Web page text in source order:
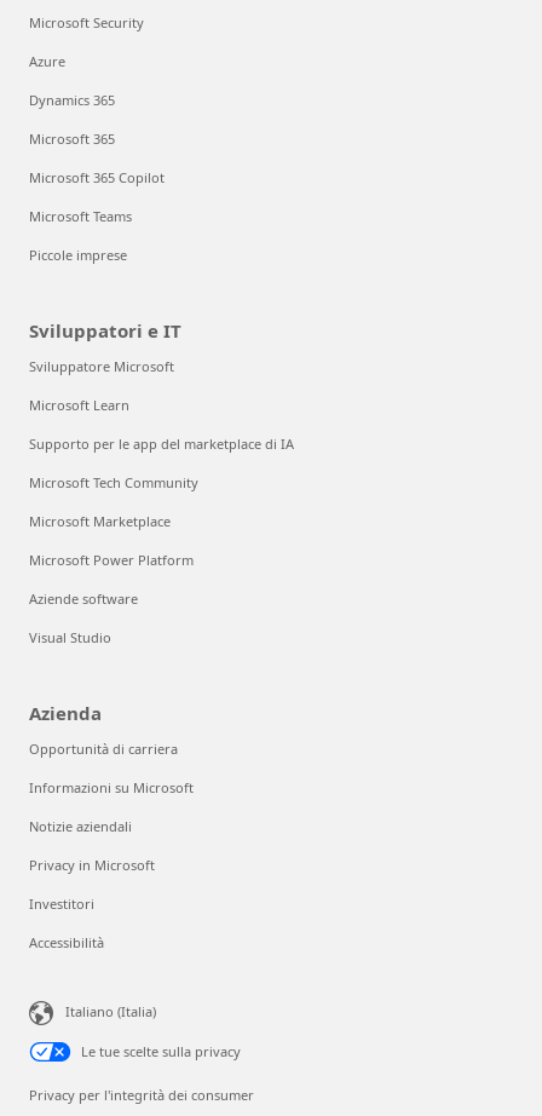
Microsoft Security
Azure
Dynamics 365
Microsoft 365
Microsoft 365 Copilot
Microsoft Teams
Piccole imprese
Sviluppatori e IT
Sviluppatore Microsoft
Microsoft Learn
Supporto per le app del marketplace di IA
Microsoft Tech Community
Microsoft Marketplace
Microsoft Power Platform
Aziende software
Visual Studio
Azienda
Opportunità di carriera
Informazioni su Microsoft
Notizie aziendali
Privacy in Microsoft
Investitori
Accessibilità
Italiano (Italia)
Le tue scelte sulla privacy
Privacy per l'integrità dei consumer